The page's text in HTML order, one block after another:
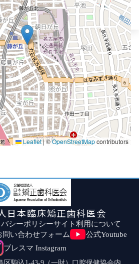
Leaflet|©OpenStreetMapcontributors
日本臨床矯正歯科医会
シーポリシーサイト利用について
問い合わせフォーム
公式Youtube
ブレスマ Instagram